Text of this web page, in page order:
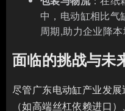
中，电动缸相比气
周期,助力企业降本
面临的挑战与未
尽管广东电动缸产业发
（如高端丝杠依赖进口